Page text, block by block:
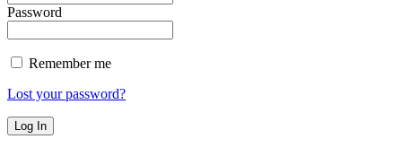
Password
Remember me
Lost your password?